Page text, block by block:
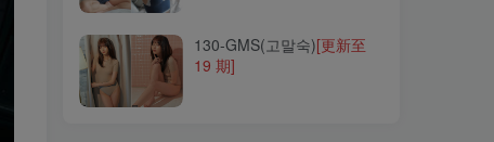
130-GMS(고말숙)[更新至
19 期]